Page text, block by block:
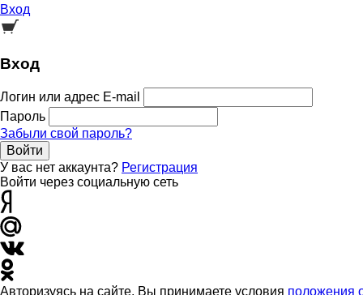
Вход
Вход
Логин или адрес E-mail
Пароль
Забыли свой пароль?
Войти
У вас нет аккаунта? Регистрация
Войти через социальную сеть
Авторизуясь на сайте, Вы принимаете условия положения